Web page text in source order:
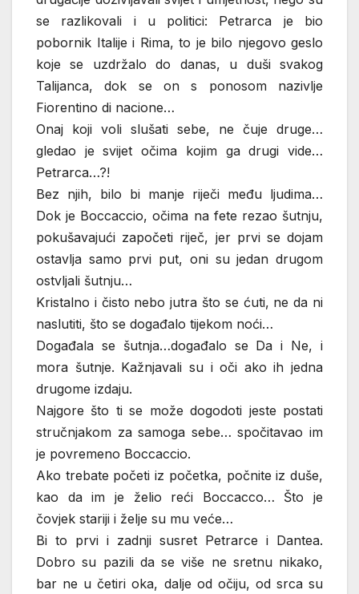
se razlikovali i u politici: Petrarca je bio
pobornik Italije i Rima, to je bilo njegovo geslo
koje se uzdržalo do danas, u duši svakog
Talijanca, dok se on s ponosom nazivlje
Fiorentino di nacione…
Onaj koji voli slušati sebe, ne čuje druge…
gledao je svijet očima kojim ga drugi vide…
Petrarca…?!
Bez njih, bilo bi manje riječi među ljudima…
Dok je Boccaccio, očima na fete rezao šutnju,
pokušavajući započeti riječ, jer prvi se dojam
ostavlja samo prvi put, oni su jedan drugom
ostvljali šutnju…
Kristalno i čisto nebo jutra što se ćuti, ne da ni
naslutiti, što se događalo tijekom noći…
Događala se šutnja…događalo se Da i Ne, i
mora šutnje. Kažnjavali su i oči ako ih jedna
drugome izdaju.
Najgore što ti se može dogodoti jeste postati
stručnjakom za samoga sebe… spočitavao im
je povremeno Boccaccio.
Ako trebate početi iz početka, počnite iz duše,
kao da im je želio reći Boccacco… Što je
čovjek stariji i želje su mu veće…
Bi to prvi i zadnji susret Petrarce i Dantea.
Dobro su pazili da se više ne sretnu nikako,
bar ne u četiri oka, dalje od očiju, od srca su